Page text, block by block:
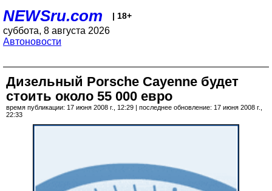
NEWSru.com | 18+
суббота, 8 августа 2026
Автоновости
Дизельный Porsche Cayenne будет
стоить около 55 000 евро
время публикации: 17 июня 2008 г., 12:29 | последнее обновление: 17 июня 2008 г.,
22:33